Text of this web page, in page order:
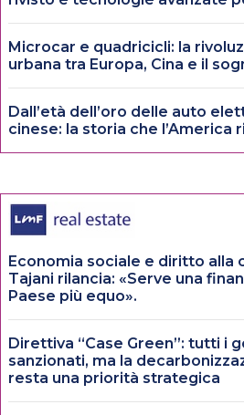
Microcar e quadricicli: la
urbana tra Europa, Cina e il
Dall’età dell’oro delle auto
cinese: la storia che l’America
Economia sociale e diritto alla
Tajani rilancia: «Serve una
Paese più equo».
Direttiva “Case Green”: tutti i
sanzionati, ma la
resta una priorità strategica